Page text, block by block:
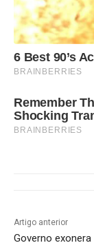
6 Best 90’s
BRAINBERRIES
Remember
Shocking
BRAINBERRIES
Artigo anterior
Governo